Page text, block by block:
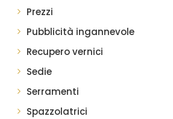
Prezzi
Pubblicità ingannevole
Recupero vernici
Sedie
Serramenti
Spazzolatrici